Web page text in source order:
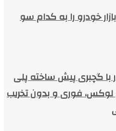
خودرو را به کدام سو
با گچبری پیش ساخته پلی
لوکس، فوری و بدون تخریب